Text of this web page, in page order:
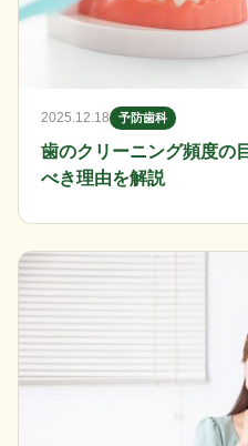
2025.12.18 予防歯科
歯のクリーニング頻度の
べき理由を解説